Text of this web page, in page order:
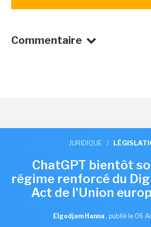
Commentaire
JURIDIQUE /
ChatGPT bientôt
régime renforcé du
Act de l'Union
Elgodjam Hanna , publié le 06